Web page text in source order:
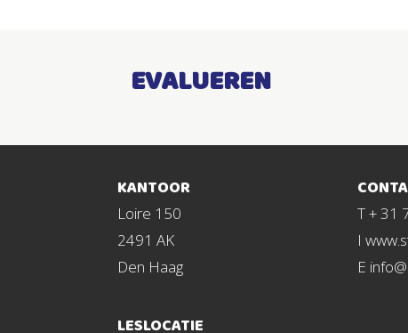
EVALUEREN
KANTOOR
Loire 150
2491 AK
Den Haag
LESLOCATIE
T + 31
I
E